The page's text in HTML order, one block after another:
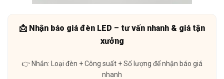
📩 Nhận báo giá đèn LED – tư vấn nhanh & giá tận
xưởng
👉 Nhắn: Loại đèn + Công suất + Số lượng để nhận báo giá
nhanh